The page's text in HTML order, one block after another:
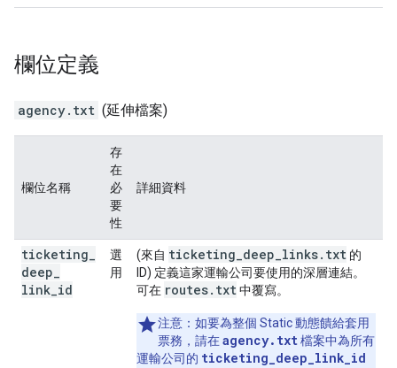
欄位定義
agency.txt (延伸檔案)
欄位名稱
存
在
必
要
性
詳細資料
ticketing
deep
link id
選
用
(來自 ticketing_deep_links.txt 的
ID) 定義這家運輸公司要使用的深層連結。
可在 routes.txt中覆寫。
注意： 如要為整個 Static 動態饋給套用
票務，請在agency.txt檔案中為所有
運輸公司的 ticketing_deep_link_id